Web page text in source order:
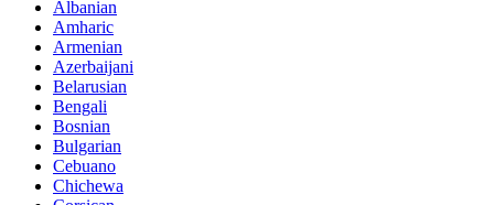
Albanian
Amharic
Armenian
Azerbaijani
Belarusian
Bengali
Bosnian
Bulgarian
Cebuano
Chichewa